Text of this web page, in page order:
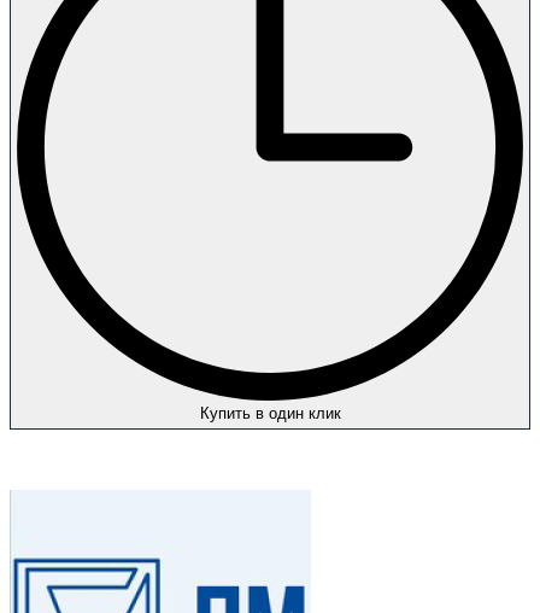
Купить в один клик